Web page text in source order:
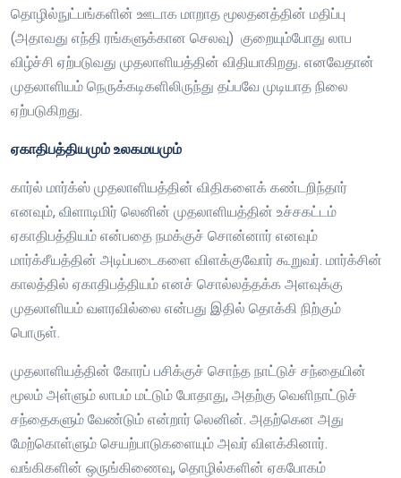
தொழில்நுட்பங்களின் ஊடாக மாறாத மூலதனத்தின் மதிப்பு
(அதாவது எந்தி ரங்களுக்கான செலவு) குறையும்போது லாப
விழ்ச்சி ஏற்படுவது முதலாளியத்தின் விதியாகிறது. எனவேதான்
முதலாளியம் நெருக்கடிகளிலிருந்து தப்பவே முடியாத நிலை
ஏற்படுகிறது.
ஏகாதிபத்தியமும் உலகமயமும்
கார்ல் மார்க்ஸ் முதலாளியத்தின் விதிகளைக் கண்டறிந்தார்
எனவும், விளாடிமிர் லெனின் முதலாளியத்தின் உச்சகட்டம்
ஏகாதிபத்தியம் என்பதை நமக்குச் சொன்னார் எனவும்
மார்க்சீயத்தின் அடிப்படைகளை விளக்குவோர் கூறுவர். மார்க்சின்
காலத்தில் ஏகாதிபத்தியம் எனச் சொல்லத்தக்க அளவுக்கு
முதலாளியம் வளரவில்லை என்பது இதில் தொக்கி நிற்கும்
பொருள்.
முதலாளியத்தின் கோரப் பசிக்குச் சொந்த நாட்டுச் சந்தையின்
மூலம் அள்ளும் லாபம் மட்டும் போதாது, அதற்கு வெளிநாட்டுச்
சந்தைகளும் வேண்டும் என்றார் லெனின். அதற்கென அது
மேற்கொள்ளும் செயற்பாடுகளையும் அவர் விளக்கினார்.
வங்கிகளின் ஒருங்கிணைவு, தொழில்களின் ஏகபோகம்